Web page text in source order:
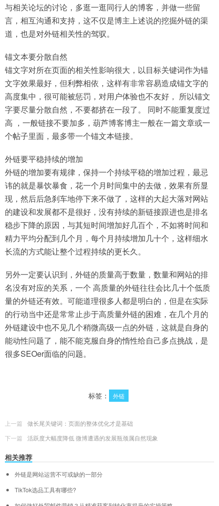
与相关论坛的讨论，多逛一逛同行人的博客，并做一些留
言，相互沟通和支持，这不仅是博主上述说的挖掘外链的渠
道，也是对外链相关性的驾驭。
锚文本要分散自然
锚文字对所在页面的相关性影响很大，以目标关键词作为锚
文字效果最好，但利弊相依，这样有非常容易造成锚文字的
高度集中，很可能被惩罚，对用户体验也不友好， 所以锚文
字要尽量分散自然，不要都挤在一段了。 同时不能重复度过
高 ，一般链接不要加多，葫芦博客博主一般在一篇文章或一
个帖子里面，最多带一个锚文本链接。
外链要平稳持续的增加
外链的增加要有规律，保持一个持续平稳的增加过程，最忌
讳的就是暴饮暴食，花一个月时间集中的去做，效果有所显
现，然后后急刹车地停下来不做了，这样的大起大落对网站
的建设和发展都不是很好，没有持续的新链接跟进也是排名
稳步下降的原因，与其短时间增加好几百个，不如将时间和
精力平均分配到几个月，每个月持续增加几十个，这样细水
长流的方式能让整个过程持续的更长久。
另外一定要认识到，外链的质量高于数量，数量和网站的排
名没有对应的关系，一个 高质量的外链往往会比几十个低质
量的外链还有效。可能道理很多人都是明白的，但是在实际
的行动当中还是常常止步于高质量外链的困难，在几个月的
外链建设中也不见几个稍微高级一点的外链，这就是自身的
能动性问题了，能不能克服自身的惰性给自己多点挑战，是
很多SEOer面临的问题。
标签： 外链
上一篇
做长尾关键词：页面的整体优化才是基础
下一篇
活跃度大幅度降低 微博遭遇的发展瓶颈属自然现象
相关推荐
外链是网站运营不可或缺的一部分
TikTok选品工具有哪些?